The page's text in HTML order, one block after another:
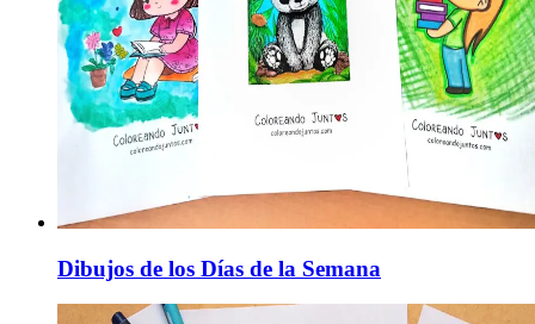
Dibujos de los Días de la Semana